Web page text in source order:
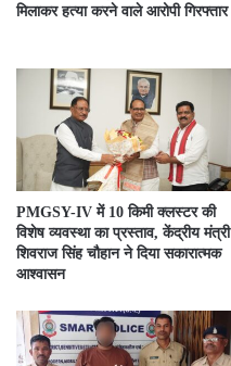
मिलाकर हत्या करने वाले आरोपी गिरफ्तार
PMGSY-IV में 10 किमी क्लस्टर की
विशेष व्यवस्था का प्रस्ताव, केंद्रीय मंत्री
शिवराज सिंह चौहान ने दिया सकारात्मक
आश्वासन